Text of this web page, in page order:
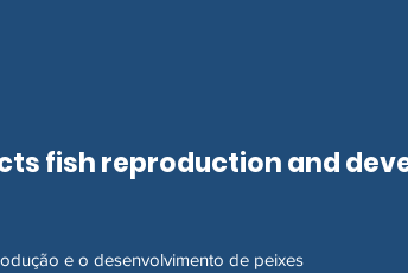
fish reproduction and
e o desenvolvimento de peixes